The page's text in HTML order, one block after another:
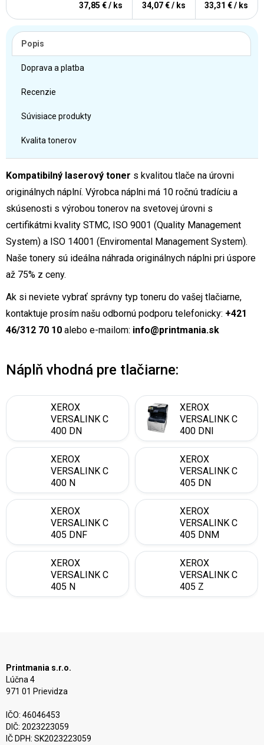
33,31 € / ks
34,07 € / ks
37,85 € / ks
Popis
Doprava a platba
Recenzie
Súvisiace produkty
Kvalita tonerov
Kompatibilný laserový toner s kvalitou tlače na úrovni
originálnych náplní. Výrobca náplni má 10 ročnú tradíciu a
skúsenosti s výrobou tonerov na svetovej úrovni s
certifikátmi kvality STMC, ISO 9001 (Quality Management
System) a ISO 14001 (Enviromental Management System).
Naše tonery sú ideálna náhrada originálnych náplni pri úspore
až 75% z ceny.
Ak si neviete vybrať správny typ toneru do vašej tlačiarne,
kontaktuje prosím našu odbornú podporu telefonicky: +421
46/312 70 10 alebo e-mailom: info@printmania.sk
Náplň vhodná pre tlačiarne:
XEROX
VERSALINK C
400 DN
XEROX
VERSALINK C
400 DNI
XEROX
VERSALINK C
400 N
XEROX
VERSALINK C
405 DN
XEROX
VERSALINK C
405 DNF
XEROX
VERSALINK C
405 DNM
XEROX
VERSALINK C
405 N
XEROX
VERSALINK C
405 Z
Printmania s.r.o.
Lúčna 4
971 01 Prievidza
IČO: 46046453
DIČ: 2023223059
IČ DPH: SK2023223059